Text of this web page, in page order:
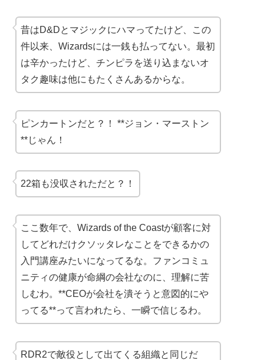
昔はD&Dとマジックにハマってたけど、この
件以来、Wizardsには一銭も払ってない。最初
は辛かったけど、チンピラを送り込まないオ
タク趣味は他にもたくさんあるからな。
ピンカートンだと？！ **ジョン・マーストン
**じゃん！
22箱も没収されただと？！
ここ数年で、Wizards of the Coastが顧客に対
してどれだけクソッタレなことをできるかの
入門講座みたいになってるな。ファンコミュ
ニティの健康が命綱の会社なのに、理解に苦
しむわ。**CEOが会社を潰そうと意図的にや
ってる**って言われたら、一瞬で信じるわ。
RDR2で敵役として出てくる組織と同じだ